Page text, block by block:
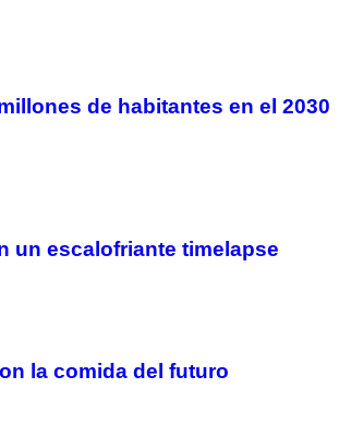
de habitantes en el 2030
un escalofriante timelapse
la comida del futuro